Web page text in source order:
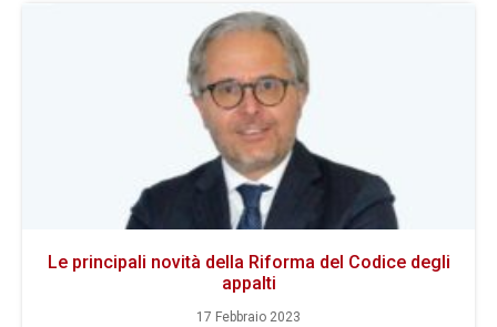
Le principali novità della Riforma del Codice degli
appalti
17 Febbraio 2023